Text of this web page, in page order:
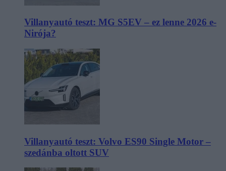
Villanyautó teszt: MG S5EV – ez lenne 2026 e-
Nirója?
Villanyautó teszt: Volvo ES90 Single Motor –
szedánba oltott SUV